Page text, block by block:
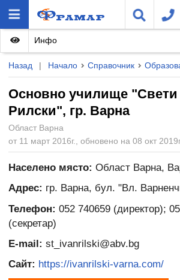
Назад | Начало Справочник
Основно училище
Рилски", гр. Варна
Област Варна
от 11 март 2016г., обновено на 08 окт
Инфо
Населено място: Област Варна,
Адрес: гр. Варна, бул. "Вл.
Телефон: 052 740659 (директор);
(секретар)
E-mail: st_ivanrilski@abv.bg
Сайт: https://ivanrilski-varna.com/